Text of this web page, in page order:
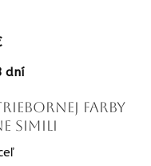
dní
farby
Simili